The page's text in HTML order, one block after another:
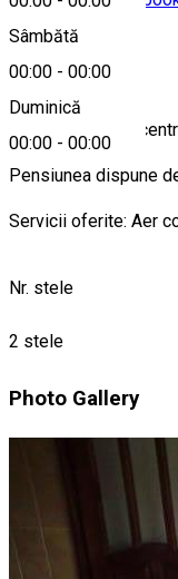
Sâmbătă
00:00 - 00:00
Duminică
00:00 - 00:00
Despre
Este situata
Pensiunea dispune
Servicii oferite: Aer
Nr. stele
2 stele
Photo Gallery